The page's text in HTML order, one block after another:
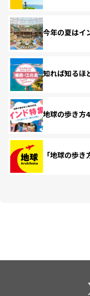
今年の夏はイ
知れば知るほ
地球の歩き方
「地球の歩